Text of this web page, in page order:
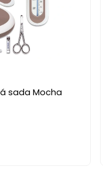
sada Mocha